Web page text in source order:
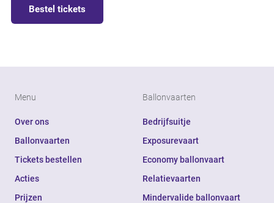
Bestel tickets
Menu
Over ons
Ballonvaarten
Tickets bestellen
Acties
Prijzen
Ballonvaarten
Bedrijfsuitje
Exposurevaart
Economy ballonvaart
Relatievaarten
Mindervalide ballonvaart